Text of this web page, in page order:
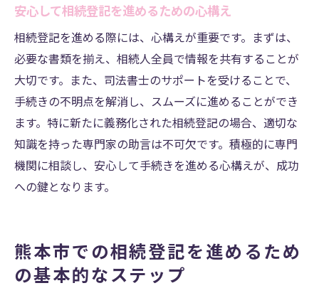
相続登記を円滑に進めるための具体的アド
バイス
安心して相続登記を進めるための心構え
相続登記を進める際には、心構えが重要です。まずは、
必要な書類を揃え、相続人全員で情報を共有することが
大切です。また、司法書士のサポートを受けることで、
手続きの不明点を解消し、スムーズに進めることができ
ます。特に新たに義務化された相続登記の場合、適切な
知識を持った専門家の助言は不可欠です。積極的に専門
機関に相談し、安心して手続きを進める心構えが、成功
への鍵となります。
熊本市での相続登記を進めるため
の基本的なステップ